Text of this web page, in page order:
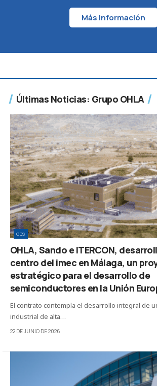
Más información
Últimas Noticias: Grupo OHLA
ODS
OHLA, Sando e ITERCON,
centro del imec en Málaga, un
estratégico para el desarrollo de
semiconductores en la Unión
El contrato contempla el desarrollo integral de
industrial de alta…
22 DE JUNIO DE 2026